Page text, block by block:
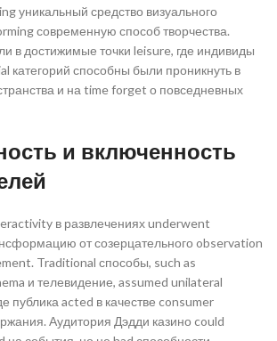
уникальный средство визуального
современную способ творчества.
в достижимые точки leisure, где индивиды
категорий способны были проникнуть в
и на time forget о повседневных
и включенность
в развлечениях underwent
от созерцательного observation
Traditional способы, such as
и телевидение, assumed unilateral
публика acted в качестве consumer
Аудитория Дэдди казино could